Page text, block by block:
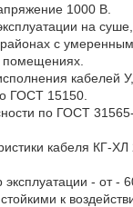
1000 В.
на
районах с
помещениях.
кабелей
ГОСТ 15150.
по ГОСТ
кабеля КГ-
- от -
к